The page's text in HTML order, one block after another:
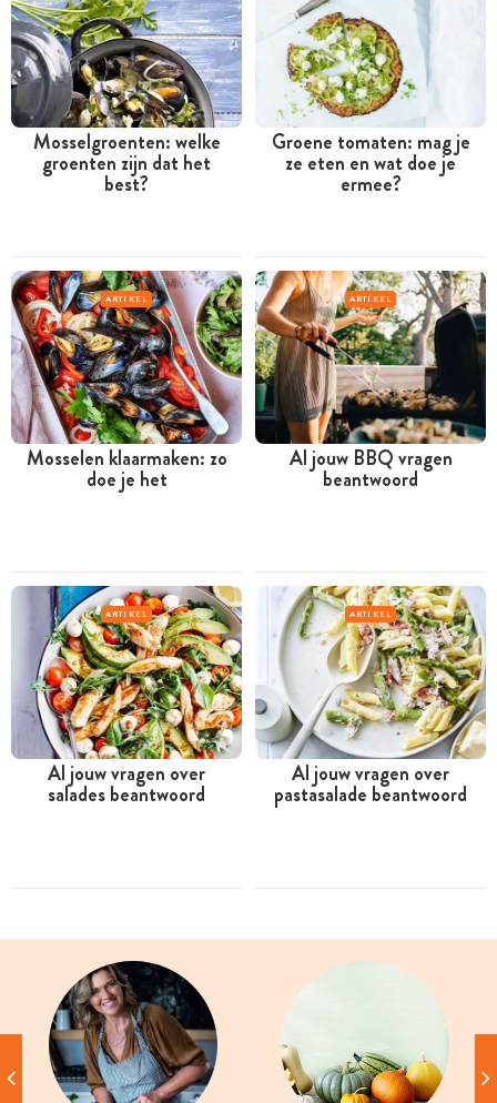
Mosselgroenten: welke
groenten zijn dat het
best?
Groene tomaten: mag je
ze eten en wat doe je
ermee?
ARTIKEL
Mosselen klaarmaken: zo
doe je het
ARTIKEL
Al jouw BBQ vragen
beantwoord
ARTIKEL
Al jouw vragen over
salades beantwoord
ARTIKEL
Al jouw vragen over
pastasalade beantwoord